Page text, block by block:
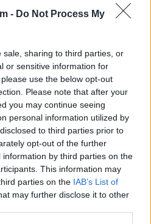
- Do Not Process My
sale, sharing to third parties, or
or sensitive information for
use the below opt-out
Please note that after your
you may continue seeing
personal information utilized by
to third parties prior to
opt-out of the further
by third parties on the
This information may
parties on the IAB’s List of
may further disclose it to other
Seuraava artikkeli
La Ligassa pelaava Real Betis